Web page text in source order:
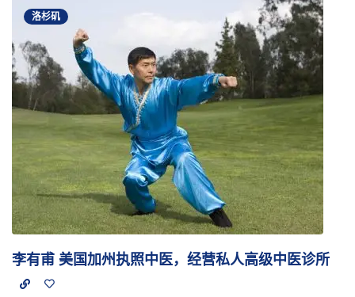
洛杉矶
李有甫 美国加州执照中医，经营私人高级中医诊所